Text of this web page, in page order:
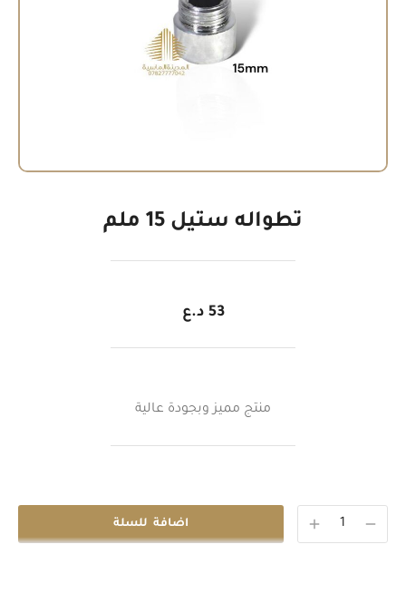
تطواله ستيل 15 ملم
53 د.ع
منتج مميز وبجودة عالية
اضافة للسلة